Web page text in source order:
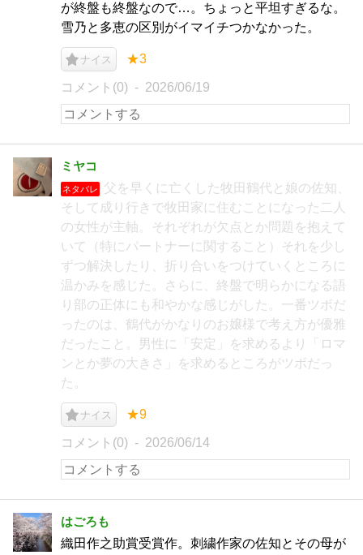
が終盤も終盤なので…。ちょっと平坦すぎるな。
雪乃と多恵の区別がイマイチつかなかった。
ナイス ★3
コメント(0) 2026/06/19
ミヤコ
ネタバレ
父を早くに亡くした牧田鶴代と娘の佐知、
そして成り行きで牧田家に住むことになった二人
の女性が主軸。それぞれが欠点とか問題を抱えて
いて（特にパートナーに関すること）それを少し
ずつ解決したり、折り合いをつけていくところに
温かみを感じた。さらに、終盤で明らかになる語
り部の正体にも和やかな感じがした。一番ツボだ
ったのは、鶴代がかなりのお嬢様で考え方が優雅
だったこと。男性に「安定」を求めるより「ロマ
ンとか夢の大きさ」を求めるところがツボだっ
た。
ナイス ★9
コメント(0) 2026/06/14
はごろも
織田作之助賞受賞作。刺繍作家の佐知とその母が